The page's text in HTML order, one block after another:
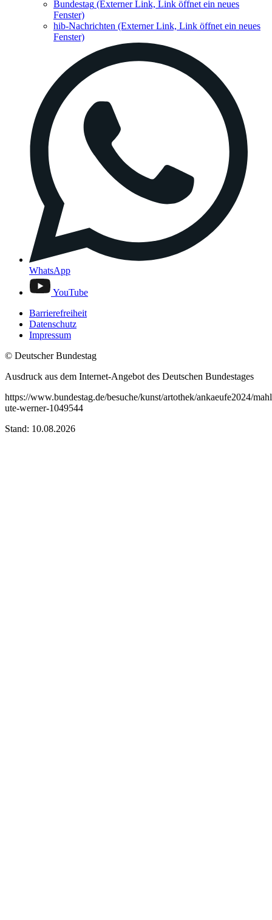
Bundestag (Externer Link, Link öffnet ein neues
Fenster)
hib-Nachrichten (Externer Link, Link öffnet ein neues
Fenster)
WhatsApp
YouTube
Barrierefreiheit
Datenschutz
Impressum
© Deutscher Bundestag
Ausdruck aus dem Internet-Angebot des Deutschen Bundestages
https://www.bundestag.de/besuche/kunst/artothek/ankaeufe2024/
ute-werner-1049544
Stand: 10.08.2026